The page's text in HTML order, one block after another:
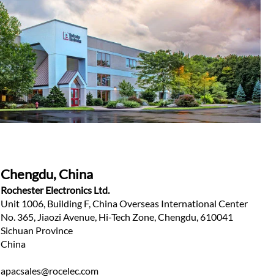
Chengdu, China
Rochester Electronics Ltd.
Unit 1006, Building F, China Overseas International Center
No. 365, Jiaozi Avenue, Hi-Tech Zone, Chengdu, 610041
Sichuan Province
China
apacsales@rocelec.com